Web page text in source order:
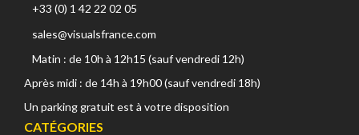
+33 (0) 1 42 22 02 05
sales@visualsfrance.com
Matin : de 10h à 12h15 (sauf vendredi 12h)
Après midi : de 14h à 19h00 (sauf vendredi 18h)
Un parking gratuit est à votre disposition
CATÉGORIES